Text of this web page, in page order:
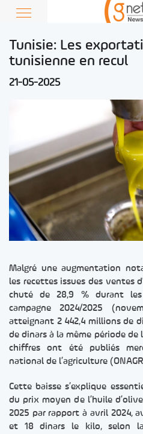
Tunisie: Les
tunisienne en recul
21-05-2025
Malgré une augmentation
les recettes issues des ventes
chuté de 28,9 % durant
campagne 2024/2025
atteignant 2 442,4 millions de
de dinars à la même période de
chiffres ont été publiés
national de l’agriculture
Cette baisse s’explique
du prix moyen de l’huile
2025 par rapport à avril 2024,
et 18 dinars le kilo, selon